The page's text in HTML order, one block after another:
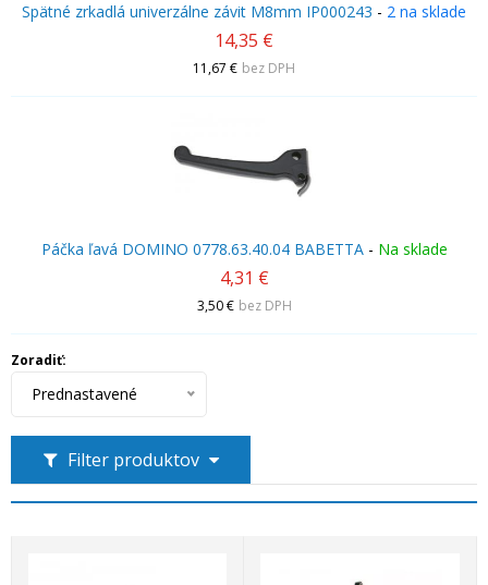
Spätné zrkadlá univerzálne závit M8mm IP000243 - 2 na sklade
14,35 €
11,67 € bez DPH
Páčka ľavá DOMINO 0778.63.40.04 BABETTA- Na sklade
4,31 €
3,50 € bez DPH
Filter produktov
Zoradiť:
Prednastavené